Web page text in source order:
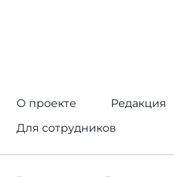
О проекте
Редакция
Для сотрудников